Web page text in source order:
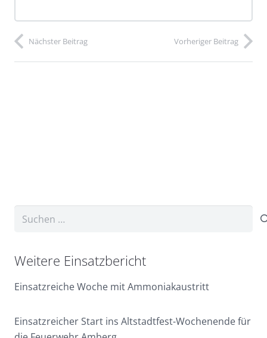
Nächster Beitrag Vorheriger Beitrag
Suchen
Weitere Einsatzbericht
Einsatzreiche Woche mit Ammoniakaustritt
Einsatzreicher Start ins Altstadtfest-Wochenende für